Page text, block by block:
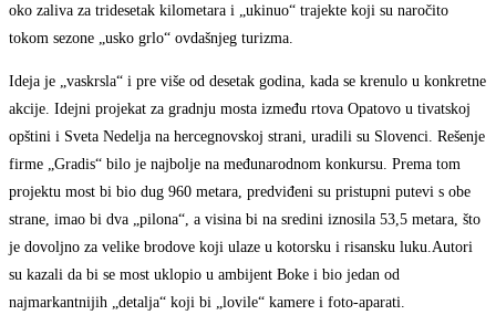
oko zaliva za tridesetak kilometara i „ukinuo“ trajekte koji su naročito
tokom sezone „usko grlo“ ovdašnjeg turizma.
Ideja je „vaskrsla“ i pre više od desetak godina, kada se krenulo u konkretne
akcije. Idejni projekat za gradnju mosta između rtova Opatovo u tivatskoj
opštini i Sveta Nedelja na hercegnovskoj strani, uradili su Slovenci. Rešenje
firme „Gradis“ bilo je najbolje na međunarodnom konkursu. Prema tom
projektu most bi bio dug 960 metara, predviđeni su pristupni putevi s obe
strane, imao bi dva „pilona“, a visina bi na sredini iznosila 53,5 metara, što
je dovoljno za velike brodove koji ulaze u kotorsku i risansku luku.Autori
su kazali da bi se most uklopio u ambijent Boke i bio jedan od
najmarkantnijih „detalja“ koji bi „lovile“ kamere i foto-aparati.